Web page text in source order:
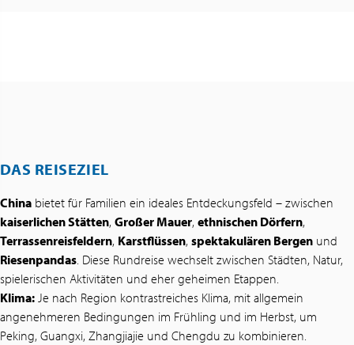
DAS REISEZIEL
China bietet für Familien ein ideales Entdeckungsfeld – zwischen
kaiserlichen Stätten, Großer Mauer, ethnischen Dörfern,
Terrassenreisfeldern, Karstflüssen, spektakulären Bergen und
Riesenpandas . Diese Rundreise wechselt zwischen Städten, Natur,
spielerischen Aktivitäten und eher geheimen Etappen.
Klima: Je nach Region kontrastreiches Klima, mit allgemein
angenehmeren Bedingungen im Frühling und im Herbst, um
Peking, Guangxi, Zhangjiajie und Chengdu zu kombinieren.